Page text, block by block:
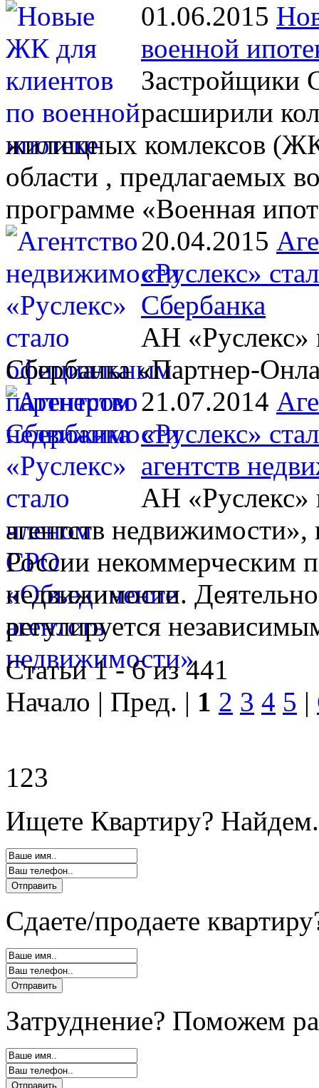
01.06.2015
военной
Застройщики
расширили
жилищных комлексов
области , предлагаемых
программе «Военная
20.04.2015
«Руслекс»
Сбербанка
АН «Руслекс»
Сбербанка «Партнер-
21.07.2014
«Руслекс»
агентств
АН «Руслекс»
агентств недвижимости»,
России некоммерческим
недвижимости.
регулируется
Статьи 1 - 6 из 441
Начало | Пред. | 1 2 3 4 5 |
123
Ищете Квартиру?
Сдаете/продаете
Затруднение? Поможем